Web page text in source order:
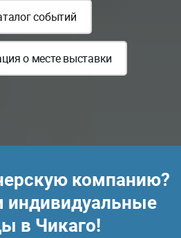
событий
о месте выставки
компанию?
в Чикаго!